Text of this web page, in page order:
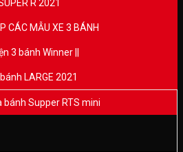
R 2021
CÁC MẪU XE 3 BÁNH
3 bánh Winner ||
LARGE 2021
bánh Supper RTS mini